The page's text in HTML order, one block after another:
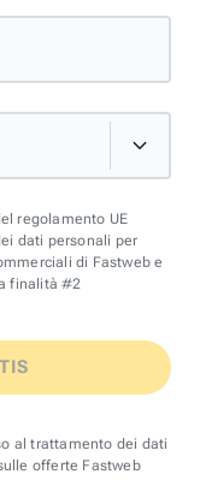
regolamento UE
dati personali per
di Fastweb e
finalità #2
al trattamento dei dati
offerte Fastweb